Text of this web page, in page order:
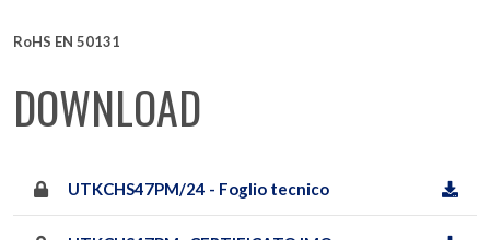
RoHS EN 50131
DOWNLOAD
UTKCHS47PM/24 - Foglio tecnico